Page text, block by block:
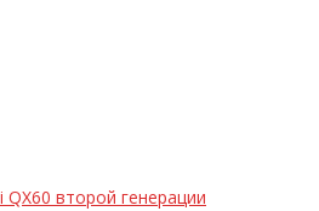
второй генерации